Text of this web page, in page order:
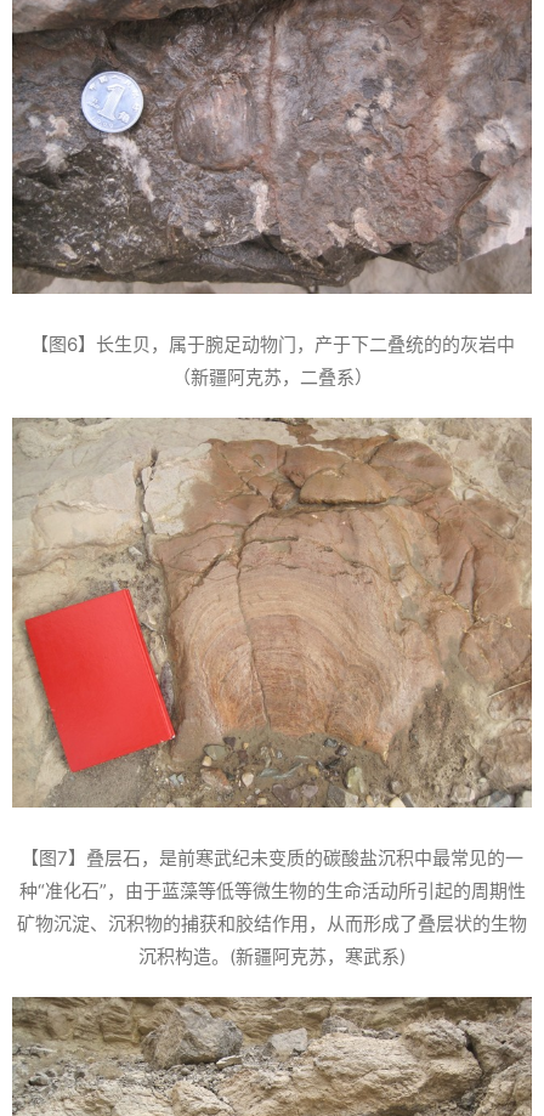
【图6】长生贝，属于腕足动物门，产于下二叠统的的灰岩中
（新疆阿克苏，二叠系）
【图7】叠层石，是前寒武纪未变质的碳酸盐沉积中最常见的一
种“准化石”，由于蓝藻等低等微生物的生命活动所引起的周期性
矿物沉淀、沉积物的捕获和胶结作用，从而形成了叠层状的生物
沉积构造。(新疆阿克苏，寒武系)